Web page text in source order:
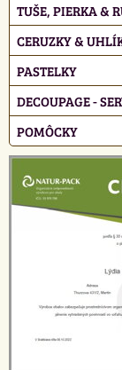
TUŠE, PIERKA &
CERUZKY &
PASTELKY
DECOUPAGE -
POMÔCKY